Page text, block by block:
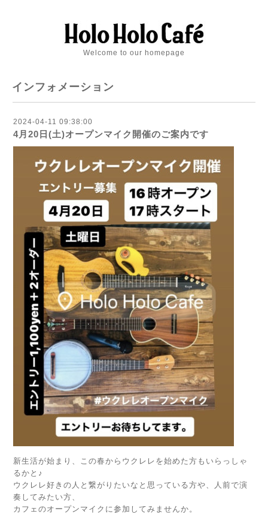
Welcome to our homepage
インフォメーション
2024-04-11 09:38:00
4月20日(土)オープンマイク開催のご案内です
新生活が始まり、この春からウクレレを始めた方もいらっしゃ
るかと♪
ウクレレ好きの人と繋がりたいなと思っている方や、人前で演
奏してみたい方、
カフェのオープンマイクに参加してみませんか。